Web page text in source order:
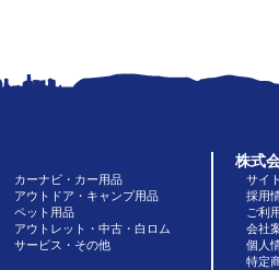
カーナビ・カー用品
アウトドア・キャンプ用品
ペット用品
アウトレット・中古・白ロム
サービス・その他
株式
サイ
採用
ご利
会社
個人
特定